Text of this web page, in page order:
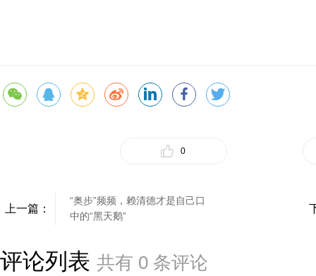
0
上一篇：
“奥步”频频，赖清德才是自己口
中的“黑天鹅”
评论列表 共有 0 条评论